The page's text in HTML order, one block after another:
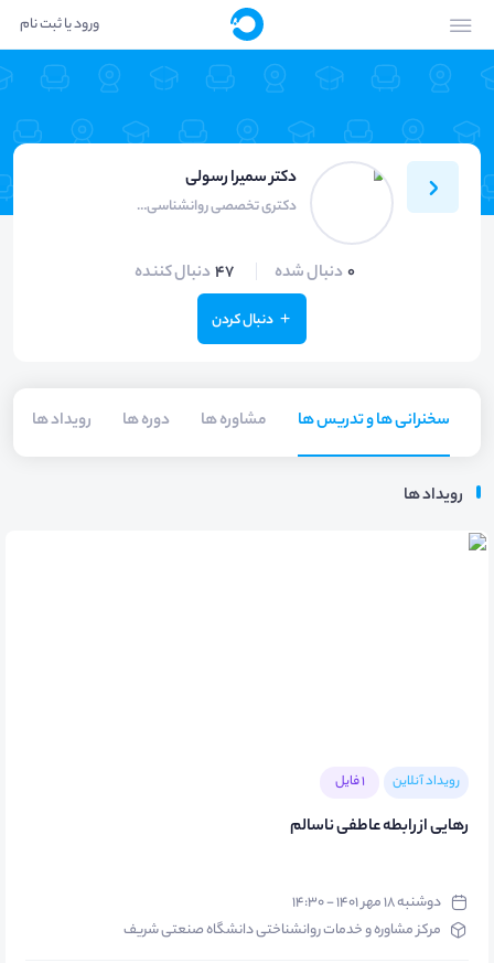
ورود یا ثبت نام
دکتر سمیرا رسولی
دکتری تخصصی روانشناسی / مدرس و درمانگر هیجان‌ مدار
0 دنبال شده 47 دنبال کننده
دنبال کردن
سخنرانی ها و تدریس ها مشاوره ها دوره ها رویداد ها
رویداد ها
رویداد آنلاین 1 فایل
رهایی از رابطه عاطفی ناسالم
دوشنبه ۱۸ مهر ۱۴۰۱ - ۱۴:۳۰
مرکز مشاوره و خدمات روانشناختی دانشگاه صنعتی شریف